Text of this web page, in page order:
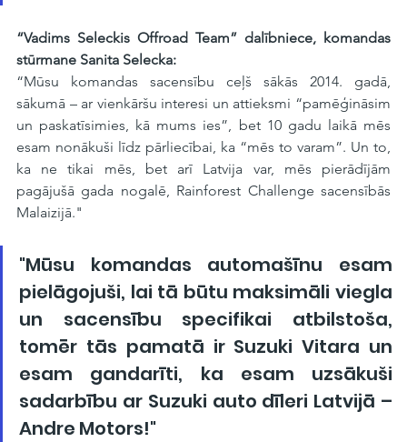
“Vadims Seleckis Offroad Team” dalībniece, komandas
stūrmane Sanita Selecka:
“Mūsu komandas sacensību ceļš sākās 2014. gadā,
sākumā – ar vienkāršu interesi un attieksmi “pamēģināsim
un paskatīsimies, kā mums ies”, bet 10 gadu laikā mēs
esam nonākuši līdz pārliecībai, ka “mēs to varam”. Un to,
ka ne tikai mēs, bet arī Latvija var, mēs pierādījām
pagājušā gada nogalē, Rainforest Challenge sacensībās
Malaizijā."
"Mūsu komandas automašīnu esam
pielāgojuši, lai tā būtu maksimāli viegla
un sacensību specifikai atbilstoša,
tomēr tās pamatā ir Suzuki Vitara un
esam gandarīti, ka esam uzsākuši
sadarbību ar Suzuki auto dīleri Latvijā –
Andre Motors!"